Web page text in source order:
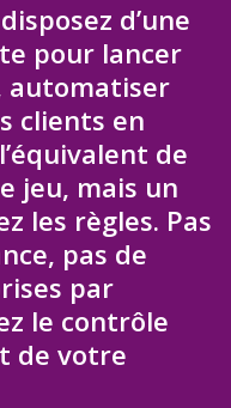
d’une
pour lancer
automatiser
clients en
de
jeu, mais un
les règles. Pas
pas de
par
le contrôle
de votre